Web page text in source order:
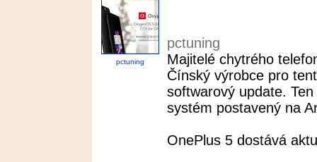
pctuning
pctuning
Majitelé chytrého
Čínský výrobce pro
softwarový update.
systém postavený na
OnePlus 5 dostává